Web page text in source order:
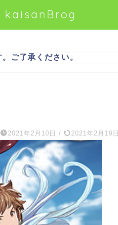
kaisanBrog
ご了承ください。
2021年2月10日 / 2021年2月19日